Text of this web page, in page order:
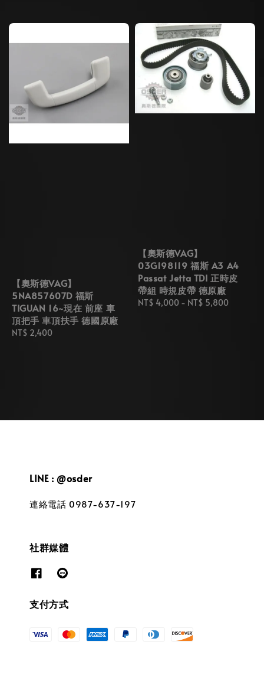
【奧斯德VAG】
5NA857607D 福斯
TIGUAN 16~現在 前座 車
頂把手 車頂扶手 德國原廠
Regular
NT$ 2,400
【奧斯德VAG】
03G198119 福斯 A3 A4
Passat Jetta TDI 正時皮
帶組 時規皮帶 德原廠
Regular
NT$ 4,000 - NT$ 5,800
LINE : @osder
連絡電話 0987-637-197
社群媒體
支付方式